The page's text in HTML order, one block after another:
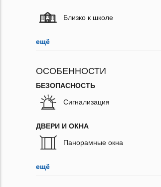
Близко к школе
ещё
ОСОБЕННОСТИ
БЕЗОПАСНОСТЬ
Сигнализация
ДВЕРИ И ОКНА
Панорамные окна
ещё